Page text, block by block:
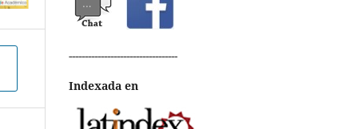
----------------------------------
Indexada en